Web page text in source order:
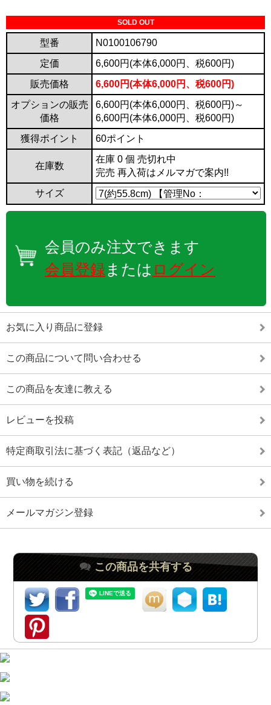
SOLD OUT
型番
N0100106790
定価
6,600円(本体6,000円、税600円)
販売価格
6,600円(本体6,000円、税600円)
オプションの販売
価格
6,600円(本体6,000円、税600円)～
6,600円(本体6,000円、税600円)
獲得ポイント
60ポイント
在庫数
在庫 0 個 売切れ中
完売 再入荷はメルマガで案内!!
サイズ
会員のみ注文できます
会員登録または ログイン
お気に入り商品に登録
この商品について問い合わせる
この商品を友達に教える
レビューを投稿
特定商取引法に基づく表記（返品など）
買い物を続ける
メールマガジン登録
この商品を共有する